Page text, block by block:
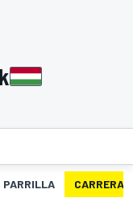
PARRILLA CARRERA